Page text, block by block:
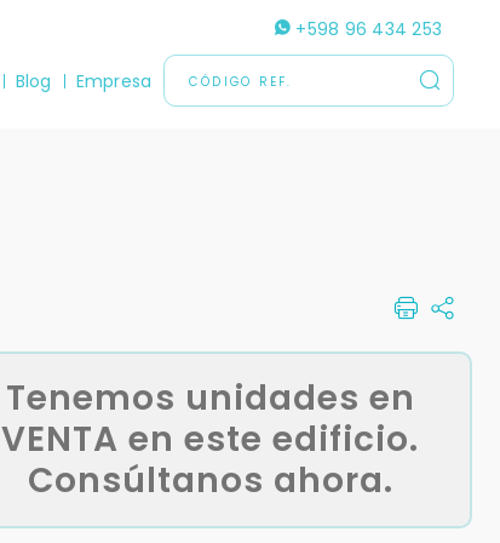
+598 96 434 253
Blog Empresa
Tenemos unidades en
VENTA en este edificio.
Consúltanos ahora.